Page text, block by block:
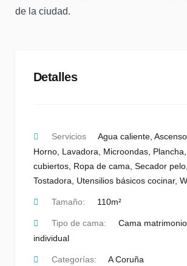
de la ciudad.
Detalles
Servicios Agua caliente
Horno Lavadora Microondas Plancha
cubiertos Ropa de cama Secador pelo
Tostadora
Utensilios básicos cocinar,
Tamaño: 110m²
Tipo de cama:
Cama
individual
Categorías: A Coruña